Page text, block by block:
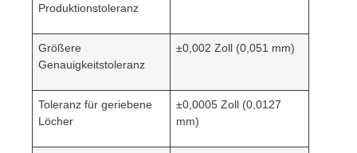
Produktionstoleranz
Größere
Genauigkeitstoleranz
±0,002 Zoll (0,051 mm)
Toleranz für geriebene
Löcher
±0,0005 Zoll (0,0127
mm)